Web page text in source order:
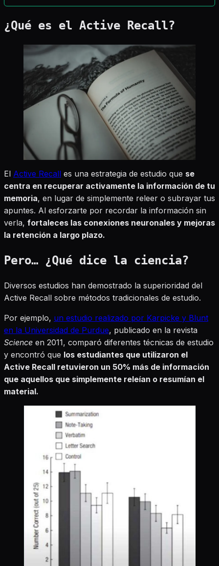
¿Qué es el Active Recall?
El Active Recall es una estrategia de estudio que se
centra en recuperar activamente la información de tu
memoria, en lugar de simplemente releer o subrayar tus
apuntes. Al esforzarte por recordar la información sin
verla, fortaleces las conexiones neuronales y mejoras
la retención a largo plazo.
Pero… ¿Qué dice la ciencia?
Diversos estudios han demostrado la superioridad del
Active Recall sobre métodos tradicionales de estudio.
Por ejemplo, un estudio realizado por Karpicke y Blunt
en la Universidad de Purdue, publicado en la revista
Science en 2011, comparó diferentes técnicas de estudio
y encontró que los estudiantes que utilizaron el
Active Recall retuvieron un 50% más de información
que aquellos que simplemente releían o resumían el
material.